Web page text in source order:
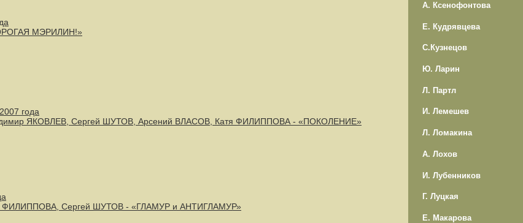
МЭРИЛИН!»
года
ЯКОВЛЕВ, Сергей ШУТОВ, Арсений ВЛАСОВ, Катя ФИЛИППОВА - «ПОКОЛЕНИЕ»
ФИЛИППОВА, Сергей ШУТОВ - «ГЛАМУР и АНТИГЛАМУР»
А. Ксенофонтова
Е. Кудрявцева
С.Кузнецов
Ю. Ларин
Л. Партл
И. Лемешев
Л. Ломакина
А. Лохов
И. Лубенников
Г. Луцкая
Е. Макарова